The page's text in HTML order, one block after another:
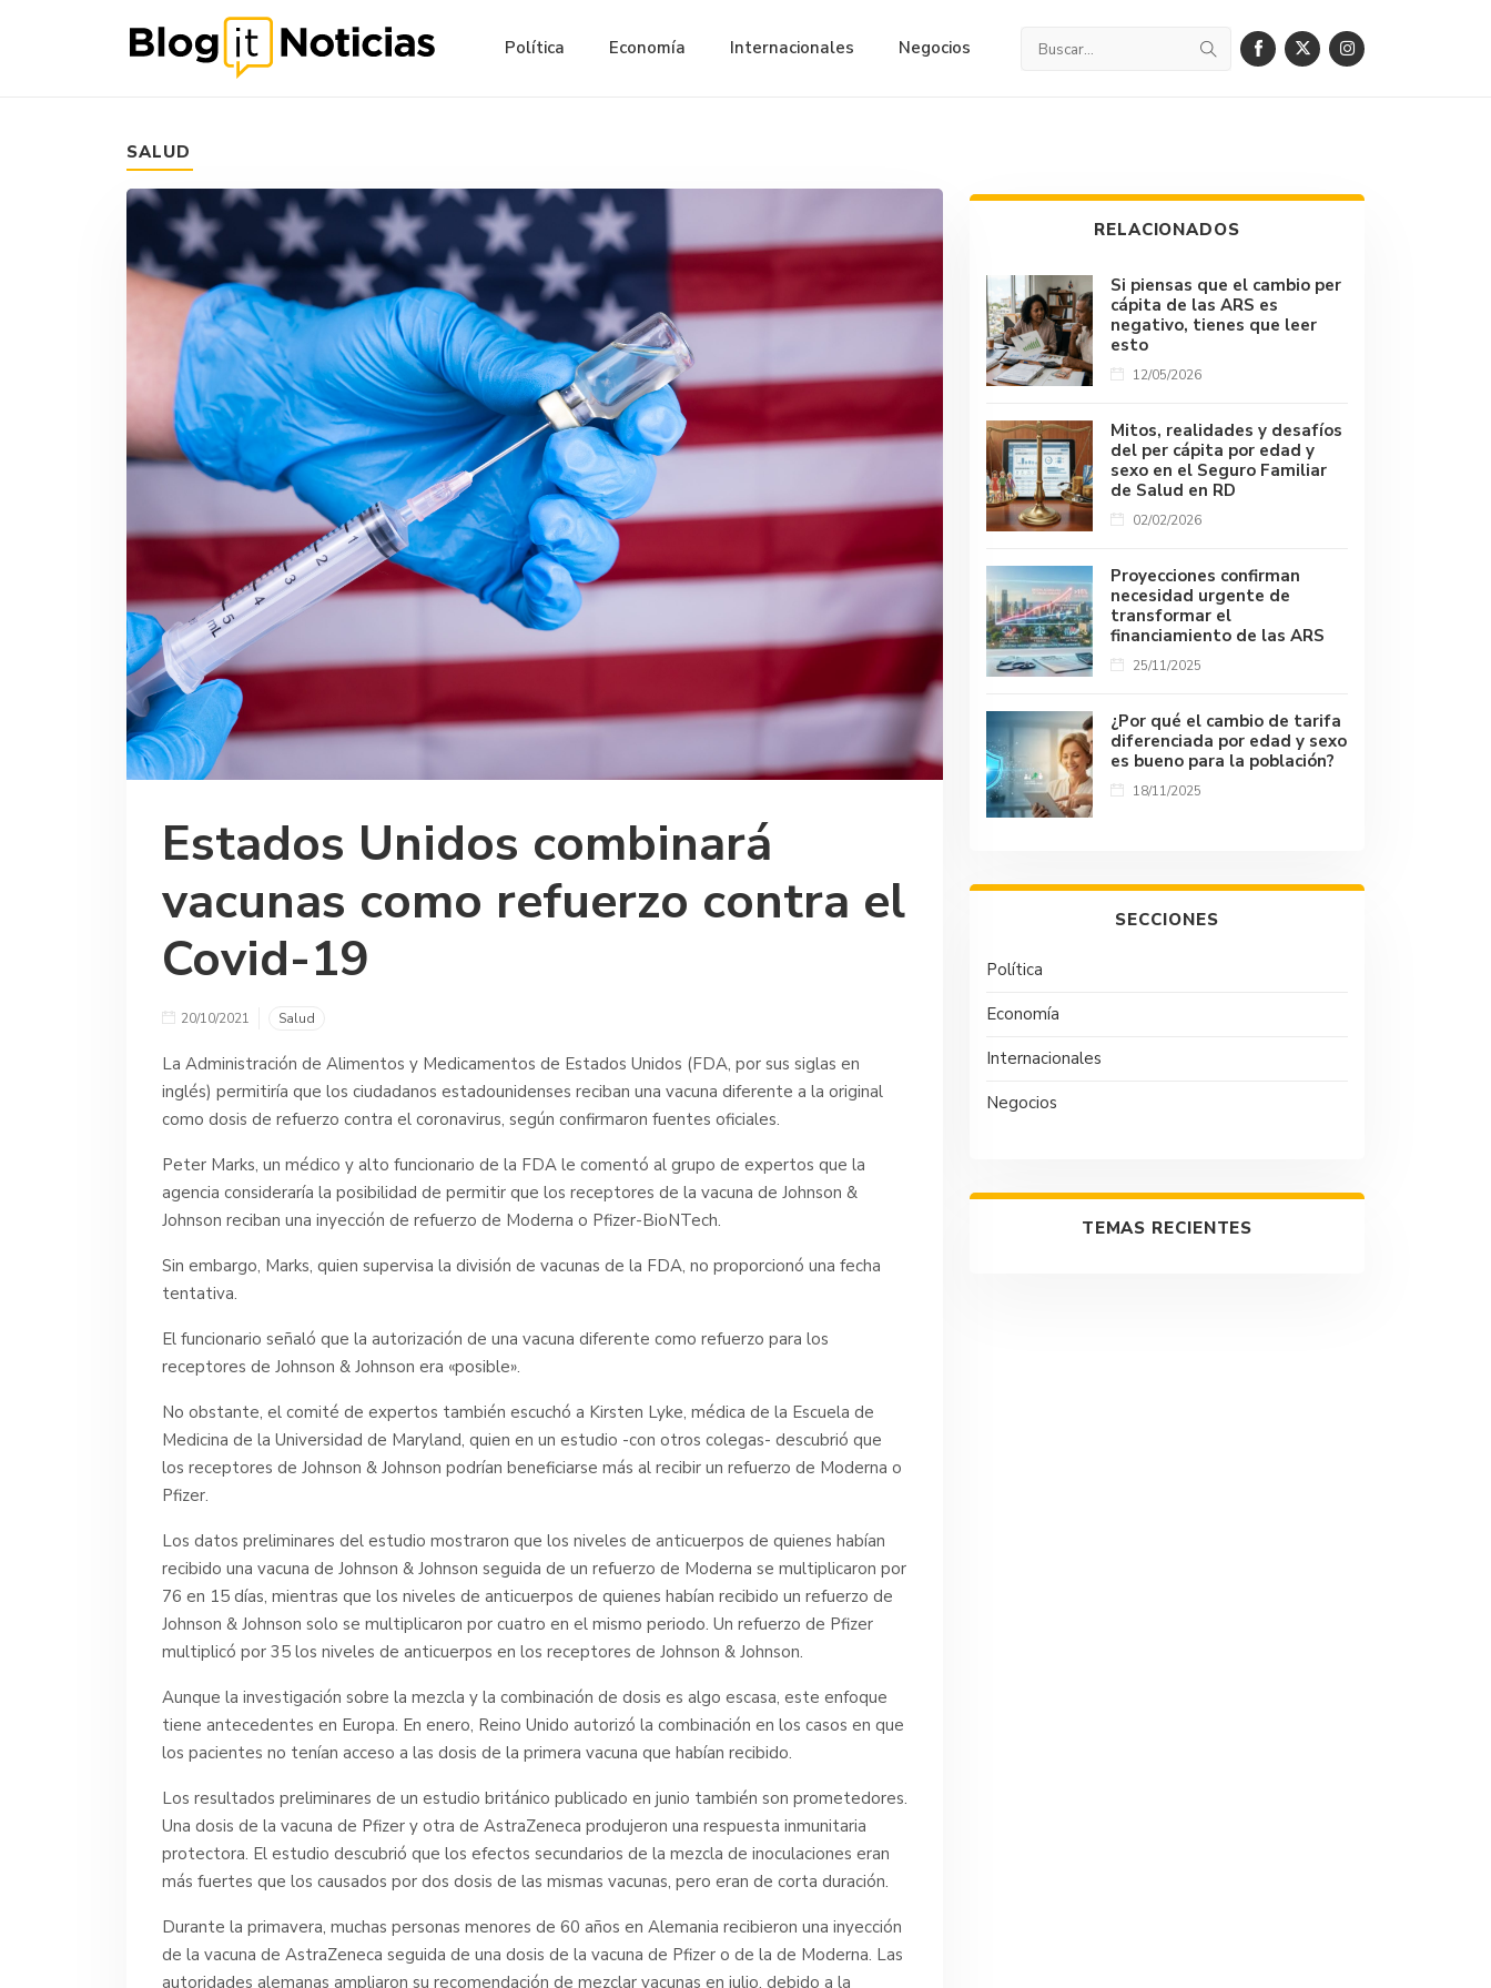
Política Economía Internacionales Negocios
SALUD
Estados Unidos combinará
vacunas como refuerzo contra el
Covid-19
20/10/2021 Salud
La Administración de Alimentos y Medicamentos de Estados Unidos (FDA, por sus siglas en
inglés) permitiría que los ciudadanos estadounidenses reciban una vacuna diferente a la original
como dosis de refuerzo contra el coronavirus, según confirmaron fuentes oficiales.
Peter Marks, un médico y alto funcionario de la FDA le comentó al grupo de expertos que la
agencia consideraría la posibilidad de permitir que los receptores de la vacuna de Johnson &
Johnson reciban una inyección de refuerzo de Moderna o Pfizer-BioNTech.
Sin embargo, Marks, quien supervisa la división de vacunas de la FDA, no proporcionó una fecha
tentativa.
El funcionario señaló que la autorización de una vacuna diferente como refuerzo para los
receptores de Johnson & Johnson era «posible».
No obstante, el comité de expertos también escuchó a Kirsten Lyke, médica de la Escuela de
Medicina de la Universidad de Maryland, quien en un estudio -con otros colegas- descubrió que
los receptores de Johnson & Johnson podrían beneficiarse más al recibir un refuerzo de Moderna o
Pfizer.
Los datos preliminares del estudio mostraron que los niveles de anticuerpos de quienes habían
recibido una vacuna de Johnson & Johnson seguida de un refuerzo de Moderna se multiplicaron por
76 en 15 días, mientras que los niveles de anticuerpos de quienes habían recibido un refuerzo de
Johnson & Johnson solo se multiplicaron por cuatro en el mismo periodo. Un refuerzo de Pfizer
multiplicó por 35 los niveles de anticuerpos en los receptores de Johnson & Johnson.
Aunque la investigación sobre la mezcla y la combinación de dosis es algo escasa, este enfoque
tiene antecedentes en Europa. En enero, Reino Unido autorizó la combinación en los casos en que
los pacientes no tenían acceso a las dosis de la primera vacuna que habían recibido.
Los resultados preliminares de un estudio británico publicado en junio también son prometedores.
Una dosis de la vacuna de Pfizer y otra de AstraZeneca produjeron una respuesta inmunitaria
protectora. El estudio descubrió que los efectos secundarios de la mezcla de inoculaciones eran
más fuertes que los causados por dos dosis de las mismas vacunas, pero eran de corta duración.
Durante la primavera, muchas personas menores de 60 años en Alemania recibieron una inyección
de la vacuna de AstraZeneca seguida de una dosis de la vacuna de Pfizer o de la de Moderna. Las
autoridades alemanas ampliaron su recomendación de mezclar vacunas en julio, debido a la
RELACIONADOS
Si piensas que el cambio per
cápita de las ARS es
negativo, tienes que leer
esto
12/05/2026
Mitos, realidades y desafíos
del per cápita por edad y
sexo en el Seguro Familiar
de Salud en RD
02/02/2026
Proyecciones confirman
necesidad urgente de
transformar el
financiamiento de las ARS
25/11/2025
¿Por qué el cambio de tarifa
diferenciada por edad y sexo
es bueno para la población?
18/11/2025
SECCIONES
Política
Economía
Internacionales
Negocios
TEMAS RECIENTES